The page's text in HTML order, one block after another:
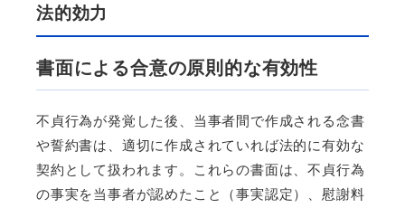
法的効力
書面による合意の原則的な有効性
不貞行為が発覚した後、当事者間で作成される念書
や誓約書は、適切に作成されていれば法的に有効な
契約として扱われます。これらの書面は、不貞行為
の事実を当事者が認めたこと（事実認定）、慰謝料